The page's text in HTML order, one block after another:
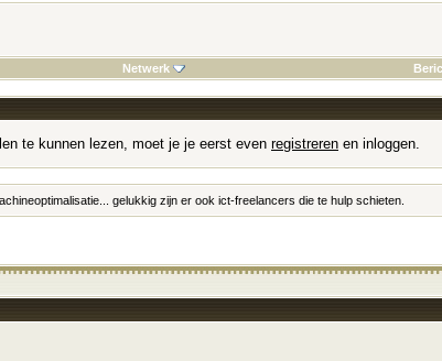
Netwerk
te kunnen lezen, moet je je eerst even registreren en inloggen.
gelukkig zijn er ook ict-freelancers die te hulp schieten.